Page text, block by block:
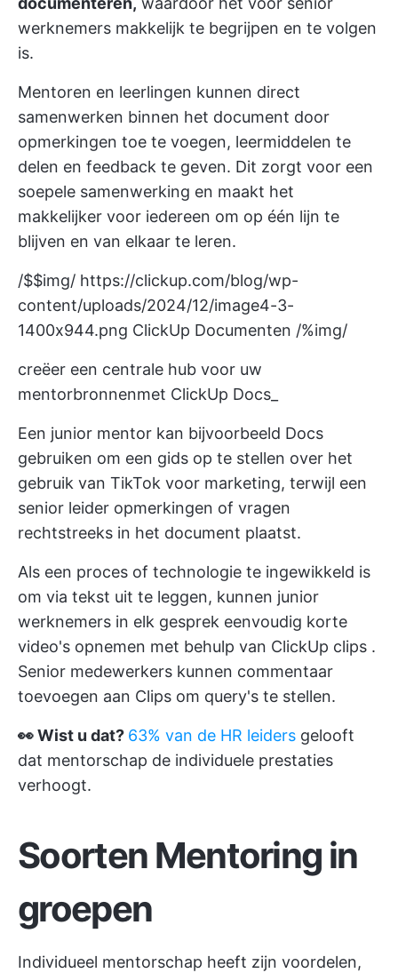
werknemers makkelijk te begrijpen en te volgen
is.
Mentoren en leerlingen kunnen direct
samenwerken binnen het document door
opmerkingen toe te voegen, leermiddelen te
delen en feedback te geven. Dit zorgt voor een
soepele samenwerking en maakt het
makkelijker voor iedereen om op één lijn te
blijven en van elkaar te leren.
/$$img/ https://clickup.com/blog/wp-
content/uploads/2024/12/image4-3-
1400x944.png ClickUp Documenten /%img/
creëer een centrale hub voor uw
mentorbronnenmet ClickUp Docs_
Een junior mentor kan bijvoorbeeld Docs
gebruiken om een gids op te stellen over het
gebruik van TikTok voor marketing, terwijl een
senior leider opmerkingen of vragen
rechtstreeks in het document plaatst.
Als een proces of technologie te ingewikkeld is
om via tekst uit te leggen, kunnen junior
werknemers in elk gesprek eenvoudig korte
video's opnemen met behulp van ClickUp clips .
Senior medewerkers kunnen commentaar
toevoegen aan Clips om query's te stellen.
👀 Wist u dat? 63% van de HR leiders gelooft
dat mentorschap de individuele prestaties
verhoogt.
Soorten Mentoring in
groepen
Individueel mentorschap heeft zijn voordelen,